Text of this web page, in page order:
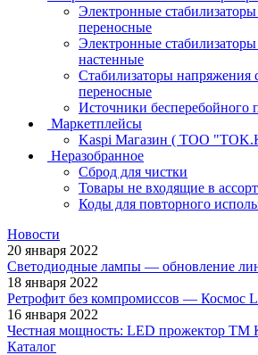
Электронные
переносные
Электронные
настенные
Стабилизаторы напряжения
переносные
Источники бесперебойного
Маркетплейсы
Kaspi Магазин ( ТОО
Неразобранное
Сброд для чистки
Товары не входящие в
Коды для повторного
Новости
20 января 2022
Светодиодные лампы — обновление
18 января 2022
Ретрофит без компромиссов — Космос
16 января 2022
Честная мощность: LED прожектор ТМ
Каталог